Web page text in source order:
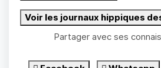
Voir les journaux hippiques
Partager avec ses